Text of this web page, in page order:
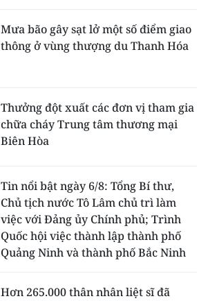
Mưa bão gây sạt lở một số điểm giao
thông ở vùng thượng du Thanh Hóa
Thưởng đột xuất các đơn vị tham gia
chữa cháy Trung tâm thương mại
Biên Hòa
Tin nổi bật ngày 6/8: Tổng Bí thư,
Chủ tịch nước Tô Lâm chủ trì làm
việc với Đảng ủy Chính phủ; Trình
Quốc hội việc thành lập thành phố
Quảng Ninh và thành phố Bắc Ninh
Hơn 265.000 thân nhân liệt sĩ đã